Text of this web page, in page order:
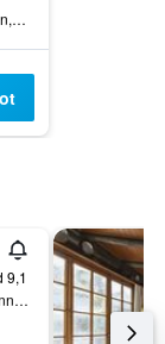
Aegerta 1, Lauterbrunnen, Bern, Schweiz
9,1
Hauptstrasse, Lauterbrunnen, Bern, Schweiz